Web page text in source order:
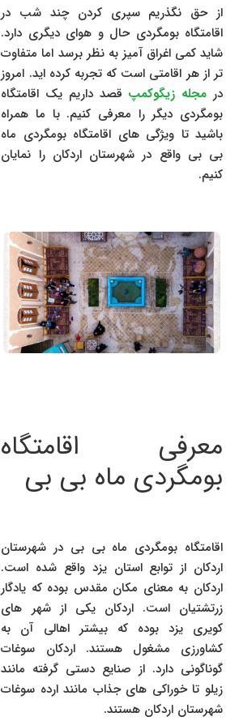
از حق نگذریم سپری کردن چند شب در
اقامتگاه بومگردی حال و هوای دیگری دارد.
شاید کمی اغراق آمیز به نظر برسد اما متفاوت
تر از هر اقامتی است که تجربه کرده اید. امروز
در مجله زیگوکمپ قصد داریم یک اقامتگاه
بومگردی دیگر را معرفی کنیم. با ما همراه
باشید تا ویژگی های اقامتگاه بومگردی ماه
بی بی واقع در شهرستان اردکان را نمایان
کنیم.
معرفی اقامتگاه
بومگردی ماه بی بی
اقامتگاه بومگردی ماه بی بی در شهرستان
اردکان از توابع استان یزد واقع شده است.
اردکان به معنای مکان مقدس بوده که یادگار
زرتشتیان است. اردکان یکی از شهر های
کویری یزد بوده که بیشتر اهالی آن به
کشاورزی مشغول هستند. اردکان سوغات
گوناگونی دارد. از صنایع دستی گرفته مانند
زیلو تا خوراکی های جذاب مانند ارده سوغات
شهرستان اردکان هستند.